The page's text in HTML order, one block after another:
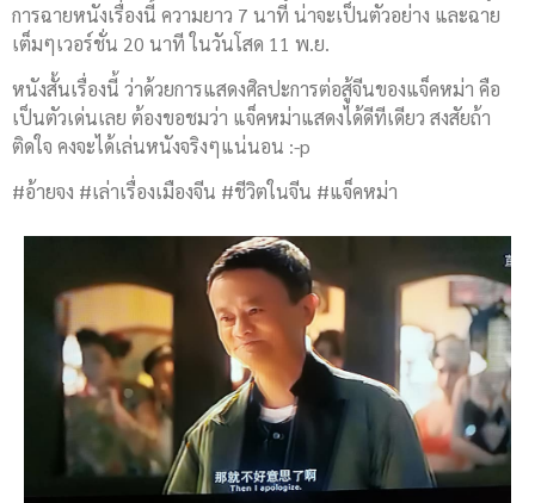
การฉายหนังเรื่องนี้ ความยาว 7 นาที น่าจะเป็นตัวอย่าง และฉาย
เต็มๆเวอร์ชั่น 20 นาที ในวันโสด 11 พ.ย.
หนังสั้นเรื่องนี้ ว่าด้วยการแสดงศิลปะการต่อสู้จีนของแจ็คหม่า คือ
เป็นตัวเด่นเลย ต้องขอชมว่า แจ็คหม่าแสดงได้ดีทีเดียว สงสัยถ้า
ติดใจ คงจะได้เล่นหนังจริงๆแน่นอน :-p
#อ้ายจง #เล่าเรื่องเมืองจีน #ชีวิตในจีน #แจ็คหม่า